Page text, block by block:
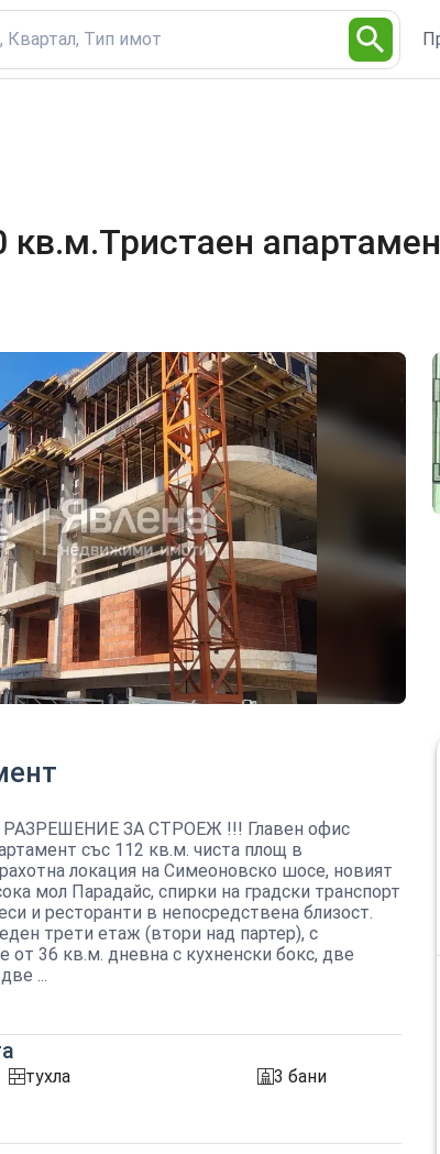
Квартал, Тип имот
кв.м.Тристаен
ЗА СТРОЕЖ !!! Главен офис
със 112 кв.м. чиста площ в
локация на Симеоновско шосе, новият
мол Парадайс, спирки на градски транспорт
и ресторанти в непосредствена близост.
трети етаж (втори над партер), с
от 36 кв.м. дневна с кухненски бокс, две
...
tuhlaтухла sanitarno_pomeshtenie3 бани